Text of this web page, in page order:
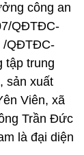
công an
QĐTĐC-
/QĐTĐC-
tập trung
sản xuất
Viên, xã
Trần Đức
là đại diện